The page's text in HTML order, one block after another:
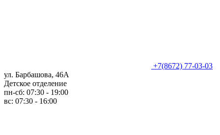
+7(8672) 77-03-03
ул. Барбашова, 46А
Детское отделение
пн-сб: 07:30 - 19:00
вс: 07:30 - 16:00